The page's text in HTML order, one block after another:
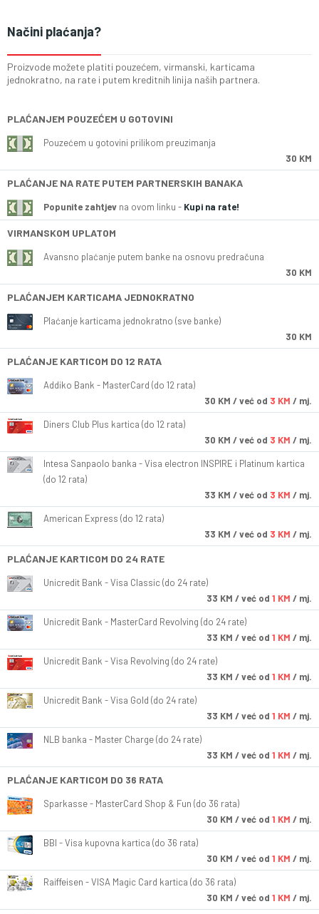
Načini plaćanja?
Proizvode možete platiti pouzećem, virmanski, karticama
jednokratno, na rate i putem kreditnih linija naših partnera.
PLAĆANJEM POUZEĆEM U GOTOVINI
Pouzećem u gotovini prilikom preuzimanja
30 KM
PLAĆANJE NA RATE PUTEM PARTNERSKIH BANAKA
Popunite zahtjev na ovom linku - Kupi na rate!
VIRMANSKOM UPLATOM
Avansno plaćanje putem banke na osnovu predračuna
30 KM
PLAĆANJEM KARTICAMA JEDNOKRATNO
Plaćanje karticama jednokratno (sve banke)
30 KM
PLAĆANJE KARTICOM DO 12 RATA
Addiko Bank - MasterCard (do 12 rata)
30 KM / već od 3 KM / mj.
Diners Club Plus kartica (do 12 rata)
30 KM / već od 3 KM / mj.
Intesa Sanpaolo banka - Visa electron INSPIRE i Platinum kartica
(do 12 rata)
33 KM / već od 3 KM / mj.
American Express (do 12 rata)
33 KM / već od 3 KM / mj.
PLAĆANJE KARTICOM DO 24 RATE
Unicredit Bank - Visa Classic (do 24 rate)
33 KM / već od 1 KM / mj.
Unicredit Bank - MasterCard Revolving (do 24 rate)
33 KM / već od 1 KM / mj.
Unicredit Bank - Visa Revolving (do 24 rate)
33 KM / već od 1 KM / mj.
Unicredit Bank - Visa Gold (do 24 rate)
33 KM / već od 1 KM / mj.
NLB banka - Master Charge (do 24 rate)
33 KM / već od 1 KM / mj.
PLAĆANJE KARTICOM DO 36 RATA
Sparkasse - MasterCard Shop & Fun (do 36 rata)
30 KM / već od 1 KM / mj.
BBI - Visa kupovna kartica (do 36 rata)
30 KM / već od 1 KM / mj.
Raiffeisen - VISA Magic Card kartica (do 36 rata)
30 KM / već od 1 KM / mj.